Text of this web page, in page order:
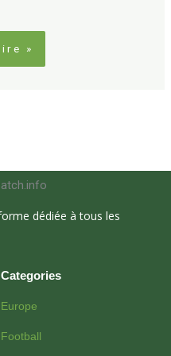
dédiée à tous les
Categories
Europe
Football